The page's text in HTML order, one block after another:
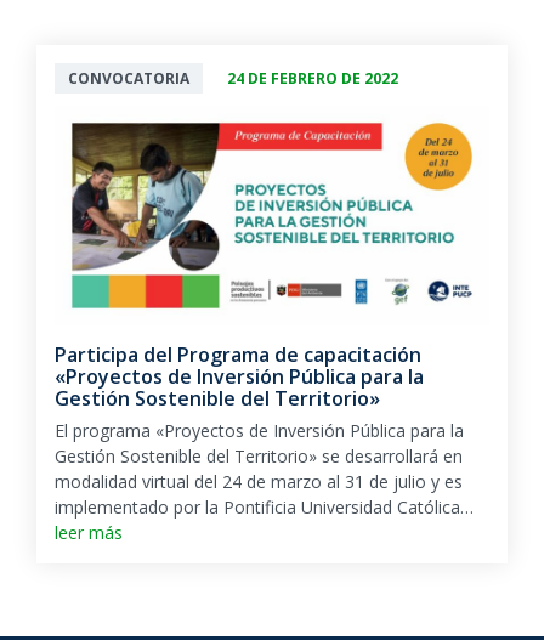
CONVOCATORIA 24 DE FEBRERO DE 2022
Participa del Programa de capacitación
«Proyectos de Inversión Pública para la
Gestión Sostenible del Territorio»
El programa «Proyectos de Inversión Pública para la
Gestión Sostenible del Territorio» se desarrollará en
modalidad virtual del 24 de marzo al 31 de julio y es
implementado por la Pontificia Universidad Católica…
leer más